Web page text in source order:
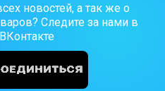
новостей, а так же о
Следите за нами в